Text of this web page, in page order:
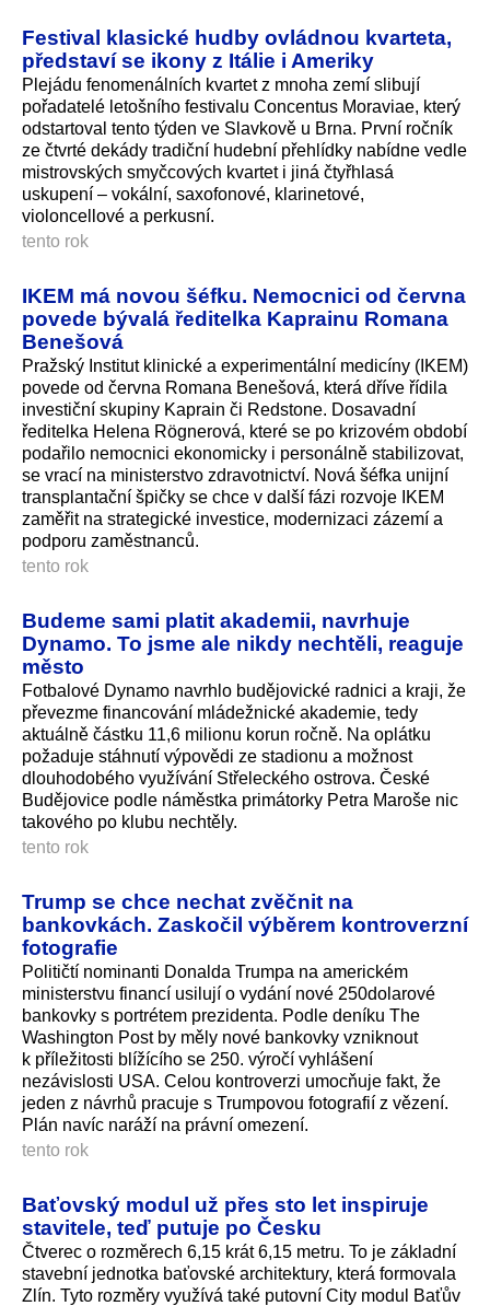
Festival klasické hudby ovládnou kvarteta,
představí se ikony z Itálie i Ameriky
Plejádu fenomenálních kvartet z mnoha zemí slibují
pořadatelé letošního festivalu Concentus Moraviae, který
odstartoval tento týden ve Slavkově u Brna. První ročník
ze čtvrté dekády tradiční hudební přehlídky nabídne vedle
mistrovských smyčcových kvartet i jiná čtyřhlasá
uskupení – vokální, saxofonové, klarinetové,
violoncellové a perkusní.
tento rok
IKEM má novou šéfku. Nemocnici od června
povede bývalá ředitelka Kaprainu Romana
Benešová
Pražský Institut klinické a experimentální medicíny (IKEM)
povede od června Romana Benešová, která dříve řídila
investiční skupiny Kaprain či Redstone. Dosavadní
ředitelka Helena Rögnerová, které se po krizovém období
podařilo nemocnici ekonomicky i personálně stabilizovat,
se vrací na ministerstvo zdravotnictví. Nová šéfka unijní
transplantační špičky se chce v další fázi rozvoje IKEM
zaměřit na strategické investice, modernizaci zázemí a
podporu zaměstnanců.
tento rok
Budeme sami platit akademii, navrhuje
Dynamo. To jsme ale nikdy nechtěli, reaguje
město
Fotbalové Dynamo navrhlo budějovické radnici a kraji, že
převezme financování mládežnické akademie, tedy
aktuálně částku 11,6 milionu korun ročně. Na oplátku
požaduje stáhnutí výpovědi ze stadionu a možnost
dlouhodobého využívání Střeleckého ostrova. České
Budějovice podle náměstka primátorky Petra Maroše nic
takového po klubu nechtěly.
tento rok
Trump se chce nechat zvěčnit na
bankovkách. Zaskočil výběrem kontroverzní
fotografie
Političtí nominanti Donalda Trumpa na americkém
ministerstvu financí usilují o vydání nové 250dolarové
bankovky s portrétem prezidenta. Podle deníku The
Washington Post by měly nové bankovky vzniknout
k příležitosti blížícího se 250. výročí vyhlášení
nezávislosti USA. Celou kontroverzi umocňuje fakt, že
jeden z návrhů pracuje s Trumpovou fotografií z vězení.
Plán navíc naráží na právní omezení.
tento rok
Baťovský modul už přes sto let inspiruje
stavitele, teď putuje po Česku
Čtverec o rozměrech 6,15 krát 6,15 metru. To je základní
stavební jednotka baťovské architektury, která formovala
Zlín. Tyto rozměry využívá také putovní City modul Baťův